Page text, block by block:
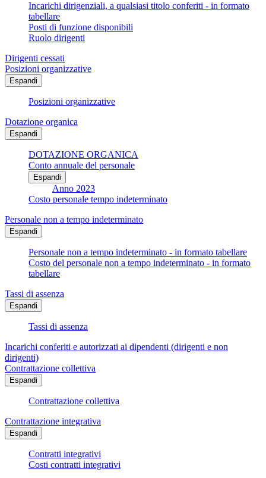
Incarichi dirigenziali, a qualsiasi titolo conferiti - in formato
tabellare
Posti di funzione disponibili
Ruolo dirigenti
Dirigenti cessati
Posizioni organizzative
Espandi
Posizioni organizzative
Dotazione organica
Espandi
DOTAZIONE ORGANICA
Conto annuale del personale
Espandi
Anno 2023
Costo personale tempo indeterminato
Personale non a tempo indeterminato
Espandi
Personale non a tempo indeterminato - in formato tabellare
Costo del personale non a tempo indeterminato - in formato
tabellare
Tassi di assenza
Espandi
Tassi di assenza
Incarichi conferiti e autorizzati ai dipendenti (dirigenti e non
dirigenti)
Contrattazione collettiva
Espandi
Contrattazione collettiva
Contrattazione integrativa
Espandi
Contratti integrativi
Costi contratti integrativi